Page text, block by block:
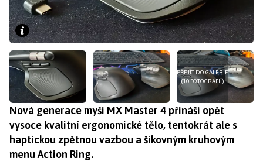
PŘEJÍT DO GALERIE
(10 FOTOGRAFIÍ)
Nová generace myši MX Master 4 přináší opět
vysoce kvalitní ergonomické tělo, tentokrát ale s
haptickou zpětnou vazbou a šikovným kruhovým
menu Action Ring.